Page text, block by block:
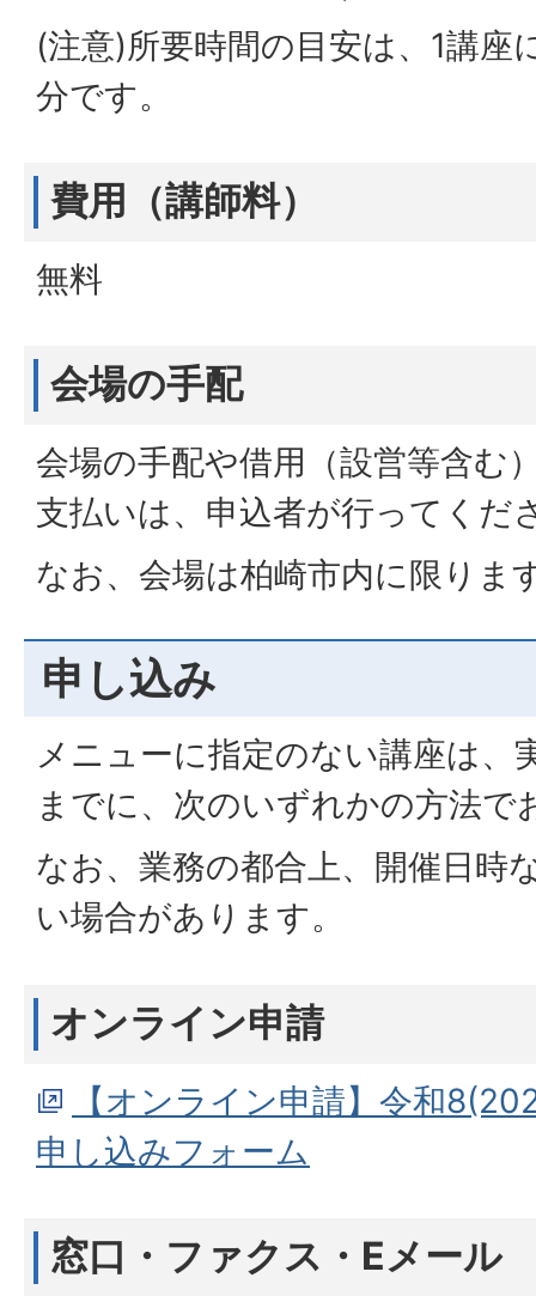
(注意)所要時間の目安は、1講座
分です。
費用（講師料）
無料
会場の手配
会場の手配や借用（設営等含む
支払いは、申込者が行ってくだ
なお、会場は柏崎市内に限りま
申し込み
メニューに指定のない講座は、
までに、次のいずれかの方法で
なお、業務の都合上、開催日時
い場合があります。
オンライン申請
【オンライン申請】令和
申し込みフォーム
窓口・ファクス・Eメール